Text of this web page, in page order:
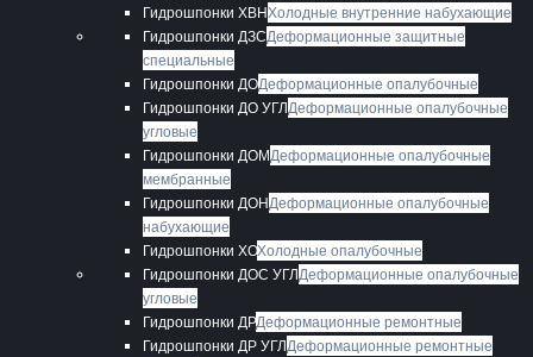
Гидрошпонки ХВНХолодные внутренние набухающие
Гидрошпонки ДЗСДеформационные защитные
специальные
Гидрошпонки ДОДеформационные опалубочные
Гидрошпонки ДО УГЛДеформационные опалубочные
угловые
Гидрошпонки ДОМДеформационные опалубочные
мембранные
Гидрошпонки ДОНДеформационные опалубочные
набухающие
Гидрошпонки ХОХолодные опалубочные
Гидрошпонки ДОС УГЛДеформационные опалубочные
угловые
Гидрошпонки ДРДеформационные ремонтные
Гидрошпонки ДР УГЛДеформационные ремонтные